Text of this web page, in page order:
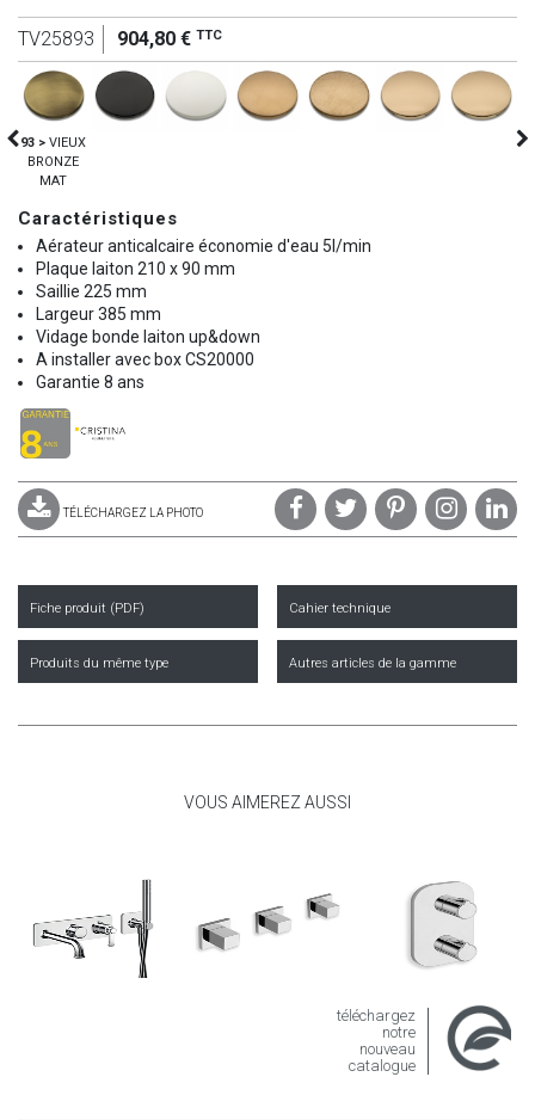
TV25893 904,80 € TTC
93 > VIEUX
BRONZE
MAT
Caractéristiques
Aérateur anticalcaire économie d'eau 5l/min
Plaque laiton 210 x 90 mm
Saillie 225 mm
Largeur 385 mm
Vidage bonde laiton up&down
A installer avec box CS20000
Garantie 8 ans
TÉLÉCHARGEZ LA PHOTO
Fiche produit (PDF) Cahier technique
Produits du même type Autres articles de la gamme
VOUS AIMEREZ AUSSI
téléchargez
notre
nouveau
catalogue